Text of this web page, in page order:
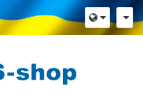
×
магазина
Українська